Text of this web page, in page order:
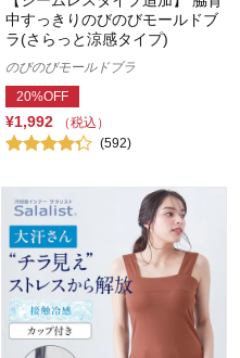
中すっきりのびのびモールドブ
ラ(さらっと涼感タイプ)
のびのびモールドブラ
20%OFF
¥1,992
（税込）
(592)